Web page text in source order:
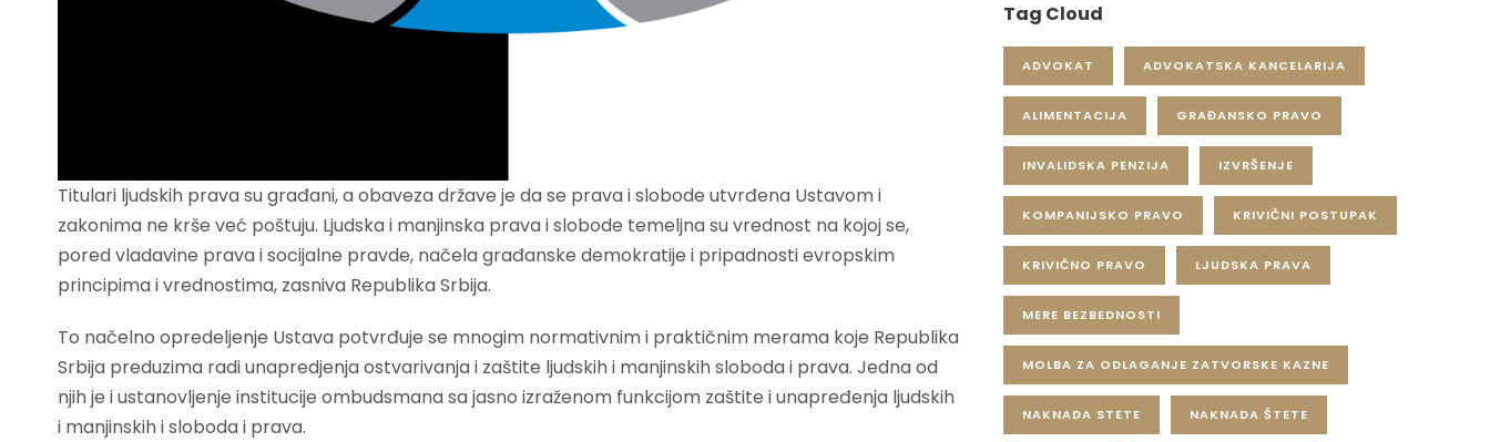
Titulari ljudskih prava su građani, a obaveza države je da se prava i slobode utvrđena Ustavom i
zakonima ne krše već poštuju. Ljudska i manjinska prava i slobode temeljna su vrednost na kojoj se,
pored vladavine prava i socijalne pravde, načela građanske demokratije i pripadnosti evropskim
principima i vrednostima, zasniva Republika Srbija.
To načelno opredeljenje Ustava potvrđuje se mnogim normativnim i praktičnim merama koje Republika
Srbija preduzima radi unapredjenja ostvarivanja i zaštite ljudskih i manjinskih sloboda i prava. Jedna od
njih je i ustanovljenje institucije ombudsmana sa jasno izraženom funkcijom zaštite i unapređenja ljudskih
i manjinskih i sloboda i prava.
Tag Cloud
ADVOKAT ADVOKATSKA KANCELARIJA
ALIMENTACIJA GRAĐANSKO PRAVO
INVALIDSKA PENZIJA IZVRŠENJE
KOMPANIJSKO PRAVO KRIVIČNI POSTUPAK
KRIVIČNO PRAVO LJUDSKA PRAVA
MERE BEZBEDNOSTI
MOLBA ZA ODLAGANJE ZATVORSKE KAZNE
NAKNADA STETE NAKNADA ŠTETE